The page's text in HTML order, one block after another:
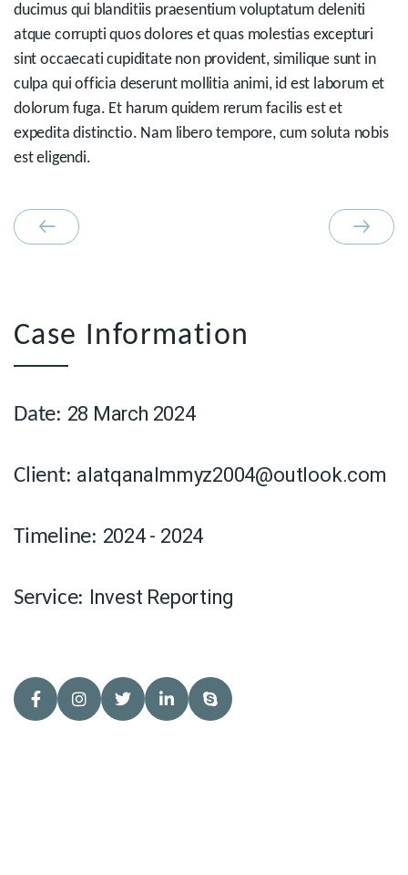
ducimus qui blanditiis praesentium voluptatum deleniti
atque corrupti quos dolores et quas molestias excepturi
sint occaecati cupiditate non provident, similique sunt in
culpa qui officia deserunt mollitia animi, id est laborum et
dolorum fuga. Et harum quidem rerum facilis est et
expedita distinctio. Nam libero tempore, cum soluta nobis
est eligendi.
Case Information
Date: 28 March 2024
Client: alatqanalmmyz2004@outlook.com
Timeline: 2024 - 2024
Service: Invest Reporting